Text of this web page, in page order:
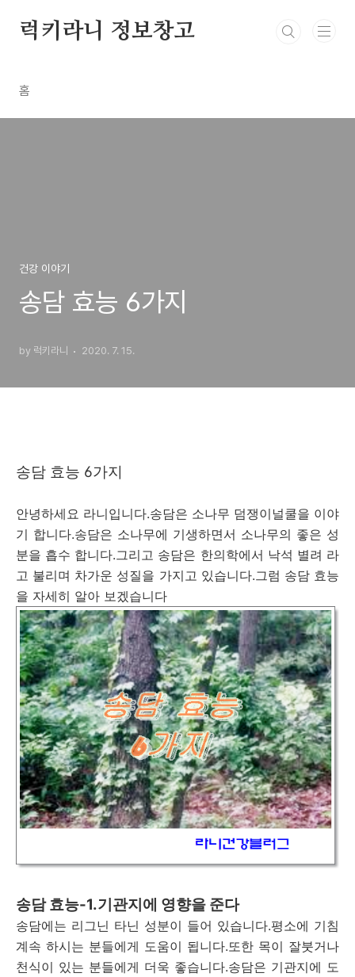
럭키라니 정보창고
홈
건강 이야기
송담 효능 6가지
by 럭키라니 2020. 7. 15.
송담 효능 6가지
안녕하세요 라니입니다.송담은 소나무 덤쟁이널쿨을 이야
기 합니다.송담은 소나무에 기생하면서 소나무의 좋은 성
분을 흡수 합니다.그리고 송담은 한의학에서 낙석 별려 라
고 불리며 차가운 성질을 가지고 있습니다.그럼 송담 효능
을 자세히 알아 보겠습니다
송담 효능-1.기관지에 영향을 준다
송담에는 리그닌 타닌 성분이 들어 있습니다.평소에 기침
계속 하시는 분들에게 도움이 됩니다.또한 목이 잘붓거나
천식이 있는 분들에게 더욱 좋습니다.송담은 기관지에 도